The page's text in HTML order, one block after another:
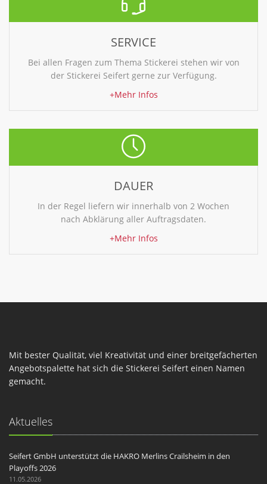
SERVICE
Bei allen Fragen zum Thema Stickerei stehen wir von
der Stickerei Seifert gerne zur Verfügung.
+Mehr Infos
DAUER
In der Regel liefern wir innerhalb von 2 Wochen
nach Abklärung aller Auftragsdaten.
+Mehr Infos
Mit bester Qualität, viel Kreativität und einer breitgefächerten
Angebotspalette hat sich die Stickerei Seifert einen Namen
gemacht.
Aktuelles
Seifert GmbH unterstützt die HAKRO Merlins Crailsheim in den
Playoffs 2026
11.05.2026